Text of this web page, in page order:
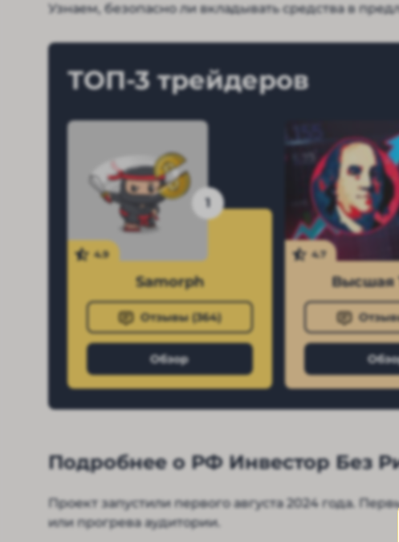
Узнаем, безопасно ли вкладывать средства в
ТОП-3 трейдеров
1
4.9
Samorph
Отзывы (364)
Обзор
4.7
Высшая
Подробнее о РФ Инвестор Без
Проект запустили первого августа 2024 года.
или прогрева аудитории.